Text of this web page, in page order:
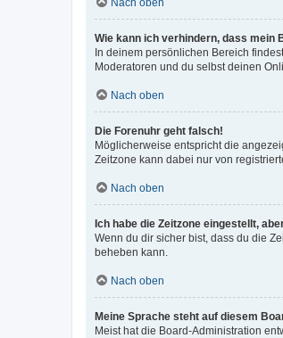
Nach oben
Wie kann ich verhindern, dass mein
In deinem persönlichen Bereich
Moderatoren und du selbst deinen
Nach oben
Die Forenuhr geht falsch!
Möglicherweise entspricht die
Zeitzone kann dabei nur von
Nach oben
Ich habe die Zeitzone eingestellt,
Wenn du dir sicher bist, dass du die
beheben kann.
Nach oben
Meine Sprache steht auf diesem
Meist hat die Board-Administration